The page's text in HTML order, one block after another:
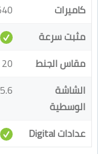
كاميرات
540
مثبت سرعة
مقاس الجنط
20 بوصة
الشاشة
الوسطية
15.6
عدادات Digital